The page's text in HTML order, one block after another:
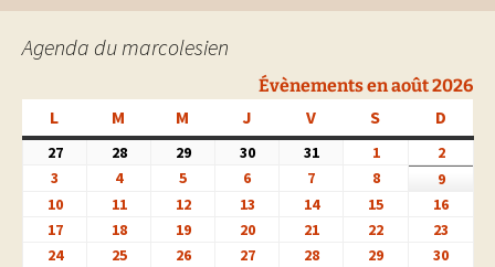
Agenda du marcolesien
Évènements en août 2026
L M M MERCREDI
J VVENDREDI
S SAMEDID
2727
2026
2828
2929
2026
3030
3131
2026
11
août
2026
22
août
2026
3
août
2026
44
août
2026
5
août
2026
6
août
2026
7
août
2026
88
août
2026
99
août
2026
1010
août
2026
1111
août
2026
1212
août
2026
13
août
2026
1414
août
2026
15 16
1717
août
1818
août
1919
août
2020
août
2121
août
22 23
2424
2525
2626
2727
2828
29 30